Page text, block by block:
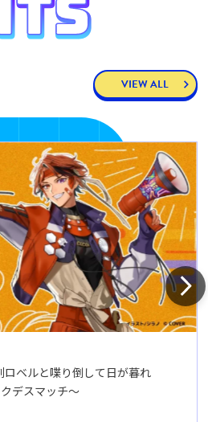
VIEW ALL
ベルと喋り倒して日が暮れ
デスマッチ～